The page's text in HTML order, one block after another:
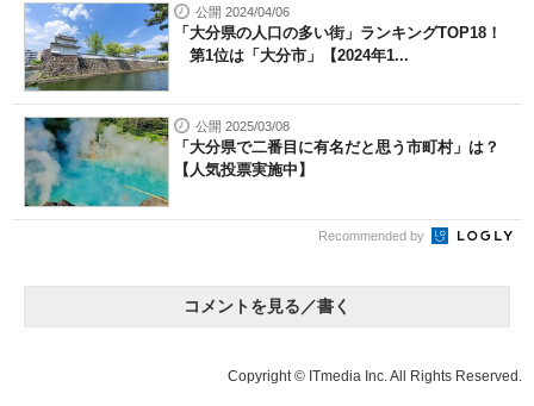
公開 2024/04/06
「大分県の人口の多い街」ランキングTOP18！
第1位は「大分市」【2024年1...
公開 2025/03/08
「大分県で二番目に有名だと思う市町村」は？
【人気投票実施中】
Recommended by
コメントを見る／書く
Copyright © ITmedia Inc. All Rights Reserved.